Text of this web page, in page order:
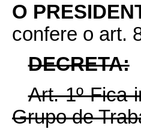
O
confere o art.
DECRETA:
Art. 1º Fica
Grupo de